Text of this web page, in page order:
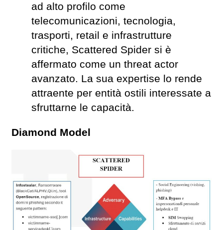
ad alto profilo come
telecomunicazioni, tecnologia,
trasporti, retail e infrastrutture
critiche, Scattered Spider si è
affermato come un threat actor
avanzato. La sua expertise lo rende
attraente per entità ostili interessate a
sfruttarne le capacità.
Diamond Model